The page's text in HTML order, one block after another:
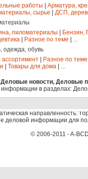
работы
Арматура,
сырье
ДСП,
пиломатериалы
Бензин,
Разное по теме
...
одежда, обувь
Разное по теме
Товары для дома ...
новости, Деловые
информации в разделах:
направленность:
информации для
© 2006-2011 - A-